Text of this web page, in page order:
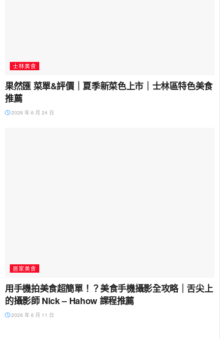
士林美食
果然匯 菜單&評價｜夏季新菜色上市｜士林區特色美食
推薦
2026 年 6 月 24 日
居家美食
用手機拍美食超簡單！？美食手機攝影全攻略｜舌尖上
的攝影師 Nick – Hahow 課程推薦
2026 年 6 月 11 日